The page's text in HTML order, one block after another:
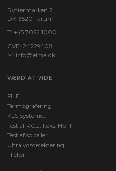
Ryttermarken 2
DK-3520 Farum
T: +45 7022 1000
CVR: 24229408
M: info@elma.dk
VÆRD AT VIDE
FLIR
Termografering
KLS-systemet
Test af RCD, f.eks. HpFI
Test af solceller
Ultralydsdetektering
Flicker